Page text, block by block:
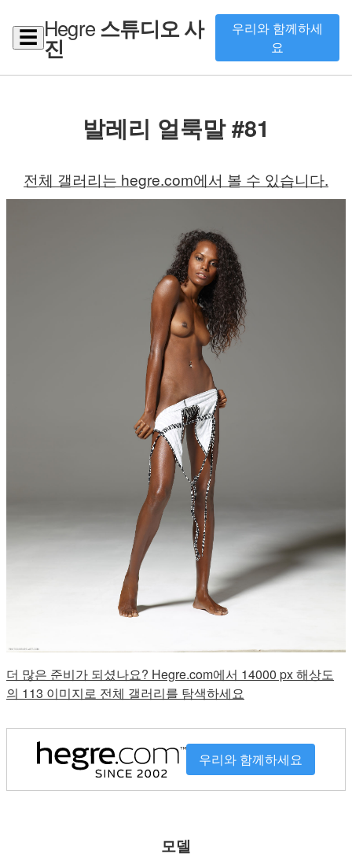
☰ Hegre스튜디오 사
진
우리와 함께하세
요
발레리 얼룩말 #81
전체 갤러리는 hegre.com에서 볼 수 있습니다.
더 많은 준비가 되셨나요? Hegre.com에서 14000 px 해상도
의 113 이미지로 전체 갤러리를 탐색하세요
우리와 함께하세요
모델